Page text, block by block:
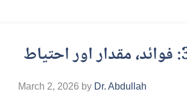
March 2, 2026 by Dr. Abdullah